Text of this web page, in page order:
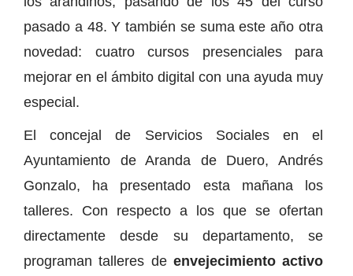
pasado a 48. Y también se suma este año otra
novedad: cuatro cursos presenciales para
mejorar en el ámbito digital con una ayuda muy
especial.
El concejal de Servicios Sociales en el
Ayuntamiento de Aranda de Duero, Andrés
Gonzalo, ha presentado esta mañana los
talleres. Con respecto a los que se ofertan
directamente desde su departamento, se
programan talleres de envejecimiento activo